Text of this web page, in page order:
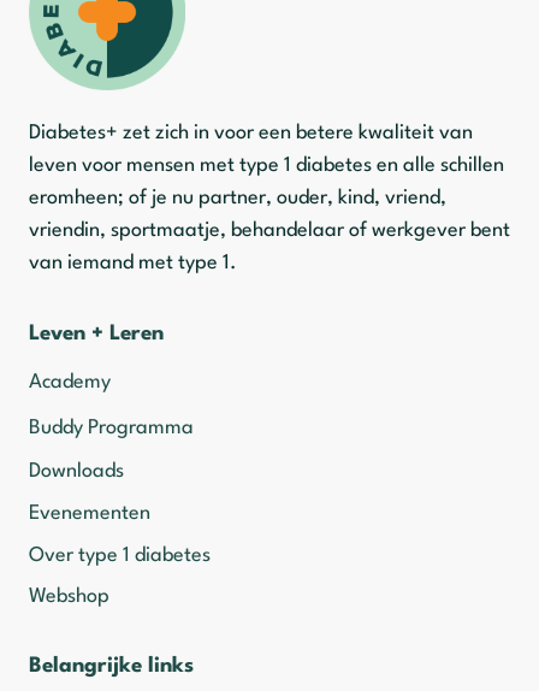
Diabetes+ zet zich in voor een betere kwaliteit van
leven voor mensen met type 1 diabetes en alle schillen
eromheen; of je nu partner, ouder, kind, vriend,
vriendin, sportmaatje, behandelaar of werkgever bent
van iemand met type 1.
Leven + Leren
Academy
Buddy Programma
Downloads
Evenementen
Over type 1 diabetes
Webshop
Belangrijke links